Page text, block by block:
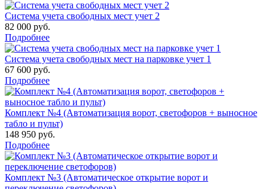
Система учета свободных мест учет 2
82 000 руб.
Подробнее
Система учета свободных мест на парковке учет 1
67 600 руб.
Подробнее
Комплект №4 (Автоматизация ворот, светофоров + выносное
табло и пульт)
148 950 руб.
Подробнее
Комплект №3 (Автоматическое открытие ворот и